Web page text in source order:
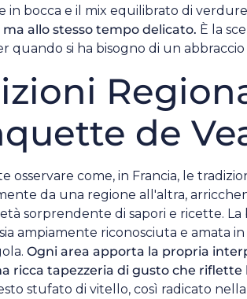
in bocca e il mix equilibrato di verdure
ma allo stesso tempo delicato. È la
quando si ha bisogno di un
de
osservare come, in Francia, le
da una regione all'altra,
sorprendente di sapori e ricette.
ampiamente riconosciuta e amata
Ogni area apporta la propria
ricca tapezzeria di gusto che
stufato di vitello, così radicato